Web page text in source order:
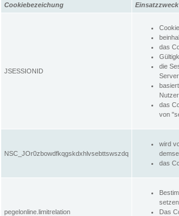
Cookiebezeichung Einsatzzweck
JSESSIONID
das
die
das
von
NSC_JOr0zbowdfkqgskdxhlvsebttswszdq
wird
das
pegelonline.limitrelation
Das